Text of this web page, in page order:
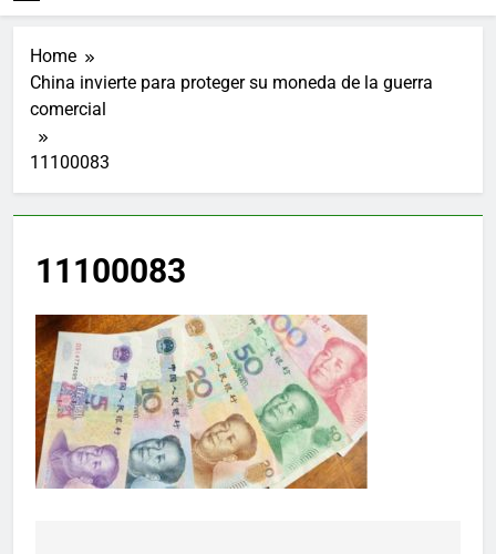
Home
China invierte para proteger su moneda de la guerra
comercial
11100083
11100083